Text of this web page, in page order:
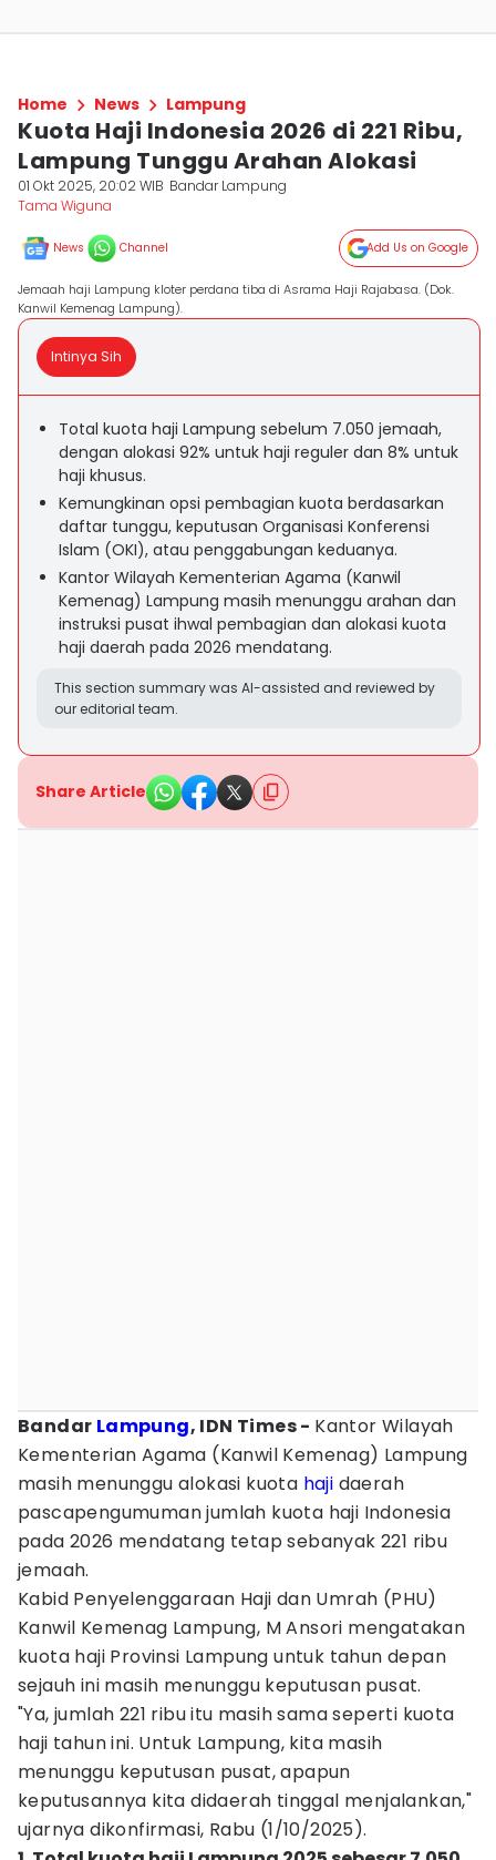
Home News Lampung
Kuota Haji Indonesia 2026 di 221 Ribu,
Lampung Tunggu Arahan Alokasi
01 Okt 2025, 20:02 WIB Bandar Lampung
Tama Wiguna
News Channel Add Us on Google
Jemaah haji Lampung kloter perdana tiba di Asrama Haji Rajabasa. (Dok.
Kanwil Kemenag Lampung).
Intinya Sih
Total kuota haji Lampung sebelum 7.050 jemaah,
dengan alokasi 92% untuk haji reguler dan 8% untuk
haji khusus.
Kemungkinan opsi pembagian kuota berdasarkan
daftar tunggu, keputusan Organisasi Konferensi
Islam (OKI), atau penggabungan keduanya.
Kantor Wilayah Kementerian Agama (Kanwil
Kemenag) Lampung masih menunggu arahan dan
instruksi pusat ihwal pembagian dan alokasi kuota
haji daerah pada 2026 mendatang.
This section summary was AI-assisted and reviewed by
our editorial team.
Share Article
Bandar Lampung, IDN Times - Kantor Wilayah
Kementerian Agama (Kanwil Kemenag) Lampung
masih menunggu alokasi kuota haji daerah
pascapengumuman jumlah kuota haji Indonesia
pada 2026 mendatang tetap sebanyak 221 ribu
jemaah.
Kabid Penyelenggaraan Haji dan Umrah (PHU)
Kanwil Kemenag Lampung, M Ansori mengatakan
kuota haji Provinsi Lampung untuk tahun depan
sejauh ini masih menunggu keputusan pusat.
"Ya, jumlah 221 ribu itu masih sama seperti kuota
haji tahun ini. Untuk Lampung, kita masih
menunggu keputusan pusat, apapun
keputusannya kita didaerah tinggal menjalankan,"
ujarnya dikonfirmasi, Rabu (1/10/2025).